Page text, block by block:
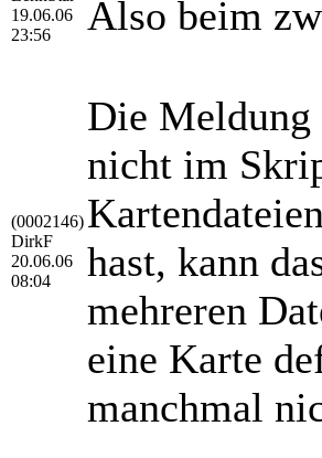
19.06.06
23:56
Also beim
(0002146)
DirkF
20.06.06
08:04
Die Meldung
nicht im
hast, kann
mehreren
eine Karte
manchmal